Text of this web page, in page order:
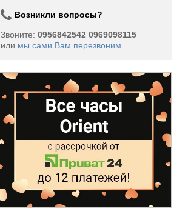
Возникли вопросы?
Звоните: 0956842542 0969098115
или мы сами Вам перезвоним